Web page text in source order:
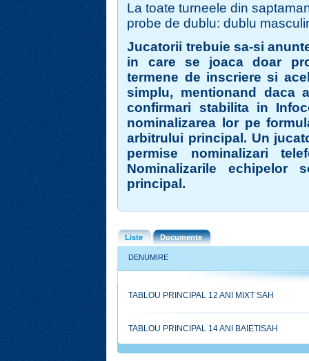
La toate turneele din
probe de dublu: dublu
Jucatorii trebuie sa-si
in care se joaca doar
termene de inscriere si
simplu, mentionand daca
confirmari stabilita in
nominalizarea lor pe
arbitrului principal. Un
permise nominalizari
Nominalizarile
principal.
Liste Documente
DENUMIRE
TABLOU PRINCIPAL 12 ANI MIXT SAH
TABLOU PRINCIPAL 14 ANI BAIETISAH